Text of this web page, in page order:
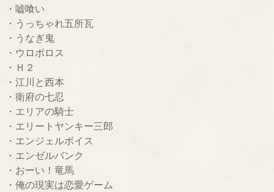
・嘘喰い
・うっちゃれ五所瓦
・うなぎ鬼
・ウロボロス
・Ｈ２
・江川と西本
・衛府の七忍
・エリアの騎士
・エリートヤンキー三郎
・エンジェルボイス
・エンゼルバンク
・おーい！竜馬
・俺の現実は恋愛ゲーム